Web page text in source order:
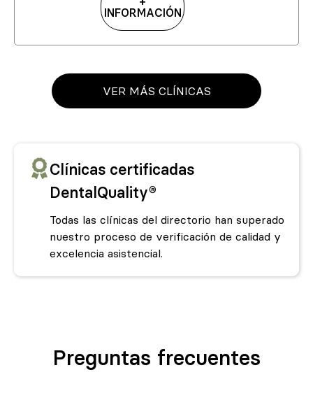
INFORMACIÓN
VER MÁS CLÍNICAS
Clínicas certificadas
DentalQuality®
Todas las clínicas del directorio han superado
nuestro proceso de verificación de calidad y
excelencia asistencial.
Preguntas frecuentes